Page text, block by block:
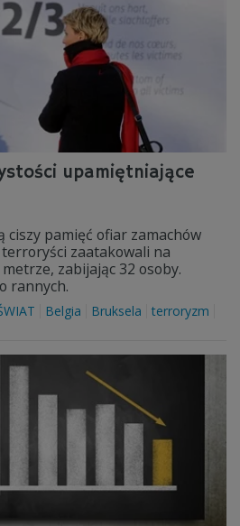
upamiętniające
ciszy pamięć ofiar zamachów
zaatakowali na
zabijając 32 osoby.
rannych.
Belgia Bruksela
terroryzm